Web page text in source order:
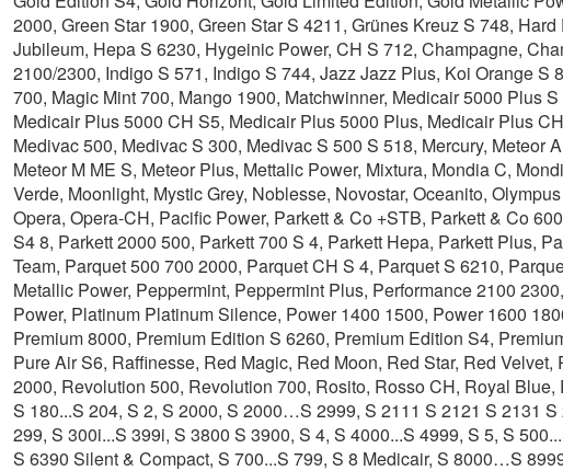
2000, Green Star 1900, Green Star S 4211, Grünes Kreuz S 748,
Jubileum, Hepa S 6230, Hygeinic Power, CH S 712, Champagne,
2100/2300, Indigo S 571, Indigo S 744, Jazz Jazz Plus, Koi Orange
700, Magic Mint 700, Mango 1900, Matchwinner, Medicair 5000 Plus
Medicair Plus 5000 CH S5, Medicair Plus 5000 Plus, Medicair Plus
Medivac 500, Medivac S 300, Medivac S 500 S 518, Mercury, Meteor
Meteor M ME S, Meteor Plus, Mettalic Power, Mixtura, Mondia C,
Verde, Moonlight, Mystic Grey, Noblesse, Novostar, Oceanito,
Opera, Opera-CH, Pacific Power, Parkett & Co +STB, Parkett & Co
S4 8, Parkett 2000 500, Parkett 700 S 4, Parkett Hepa, Parkett Plus,
Team, Parquet 500 700 2000, Parquet CH S 4, Parquet S 6210,
Metallic Power, Peppermint, Peppermint Plus, Performance 2100
Power, Platinum Platinum Silence, Power 1400 1500, Power 1600
Premium 8000, Premium Edition S 6260, Premium Edition S4,
Pure Air S6, Raffinesse, Red Magic, Red Moon, Red Star, Red
2000, Revolution 500, Revolution 700, Rosito, Rosso CH, Royal
S 180...S 204, S 2, S 2000, S 2000…S 2999, S 2111 S 2121 S 2131
299, S 300i...S 399i, S 3800 S 3900, S 4, S 4000...S 4999, S 5, S
S 6390 Silent & Compact, S 700...S 799, S 8 Medicair, S 8000…S